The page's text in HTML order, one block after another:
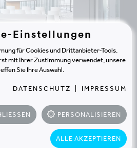
GMBH
Zusammenarbeit und
Einstellungen
für Cookies und Drittanbieter-Tools.
mit Ihrer Zustimmung verwendet, unsere
Sie Ihre Auswahl.
DATENSCHUTZ IMPRESSUM
PERSONALISIEREN
ALLE AKZEPTIEREN